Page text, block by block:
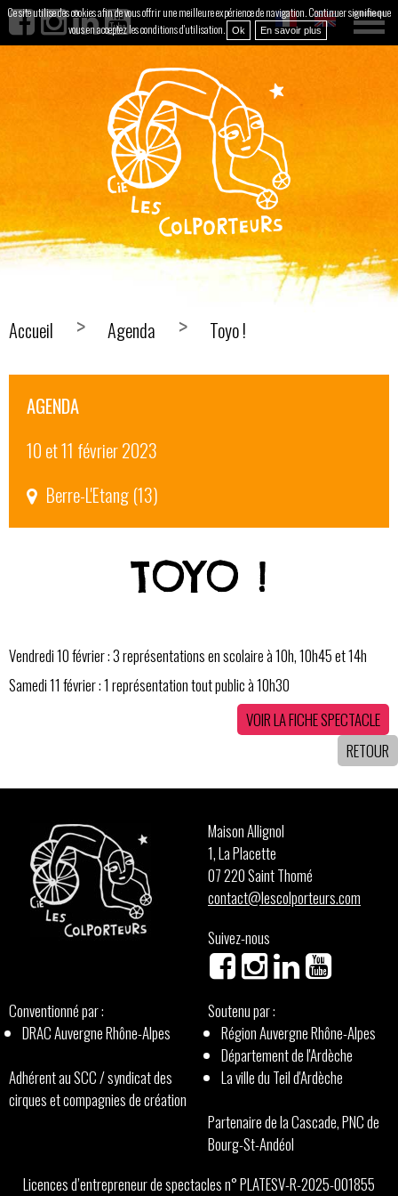
Accueil Agenda Toyo !
AGENDA
10 et 11 février 2023
Berre-L'Etang (13)
TOYO !
Vendredi 10 février : 3 représentations en scolaire à 10h, 10h45 et 14h
Samedi 11 février : 1 représentation tout public à 10h30
VOIR LA FICHE SPECTACLE
RETOUR
Maison Allignol
1, La Placette
07 220 Saint Thomé
contact@lescolporteurs.com
Suivez-nous
Conventionné par :
DRAC Auvergne Rhône-Alpes
Adhérent au SCC / syndicat des
cirques et compagnies de création
Soutenu par :
Région Auvergne Rhône-Alpes
Département de l'Ardèche
La ville du Teil d'Ardèche
Partenaire de la Cascade, PNC de
Bourg-St-Andéol
Licences d’entrepreneur de spectacles n° PLATESV-R-2025-001855
Ce site utilise des cookies afin de vous offrir une meilleure expérience de navigation. Continuer signifie que
vous en acceptez les conditions d'utilisation.
Ok En savoir plus